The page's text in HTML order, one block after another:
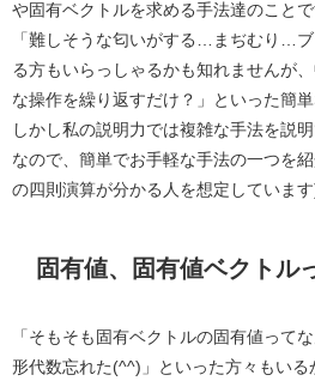
や固有ベクトルを求める手法達のことで
「難しそうな匂いがする…まぢむり…
る方もいらっしゃるかも知れませんが
な操作を繰り返すだけ？」といった簡
しかし私の説明力では複雑な手法を説
なので、簡単でお手軽な手法の一つを
の四則演算が分かる人を想定していま
固有値、固有値ベクトル
「そもそも固有ベクトルの固有値って
形代数忘れた(^^)」といった方々もいる